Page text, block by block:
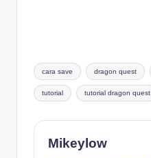
Tags:
cara save dragon quest
tutorial tutorial dragon quest
Mikeylow